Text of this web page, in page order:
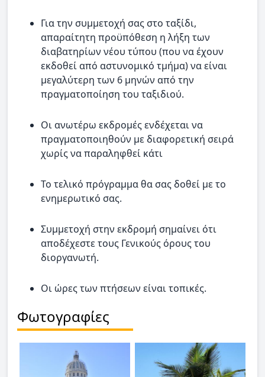
Για την συμμετοχή σας στο ταξίδι,
απαραίτητη προϋπόθεση η λήξη των
διαβατηρίων νέου τύπου (που να έχουν
εκδοθεί από αστυνομικό τμήμα) να είναι
μεγαλύτερη των 6 μηνών από την
πραγματοποίηση του ταξιδιού.
Οι ανωτέρω εκδρομές ενδέχεται να
πραγματοποιηθούν με διαφορετική σειρά
χωρίς να παραληφθεί κάτι
Το τελικό πρόγραμμα θα σας δοθεί με το
ενημερωτικό σας.
Συμμετοχή στην εκδρομή σημαίνει ότι
αποδέχεστε τους Γενικούς όρους του
διοργανωτή.
Οι ώρες των πτήσεων είναι τοπικές.
Φωτογραφίες